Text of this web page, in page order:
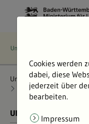
Umweltdaten Bericht:
Fließgewässer
UMWELTDATEN
Cookies werden
dabei, diese
jederzeit über
bearbeiten.
Impressum